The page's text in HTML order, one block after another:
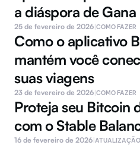
a diáspora de Gana
25 de fevereiro de 2026|COMO FAZER
Como o aplicativo
mantém você
suas viagens
23 de fevereiro de 2026|COMO FAZER
Proteja seu Bitcoin
com o Stable
16 de fevereiro de 2026|